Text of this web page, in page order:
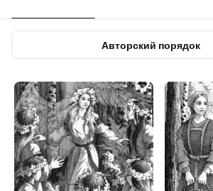
Авторский порядок